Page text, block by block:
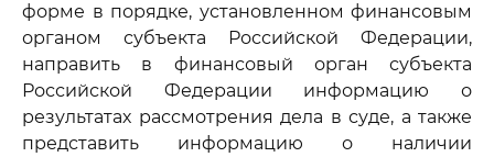
форме в порядке, установленном финансовым
органом субъекта Российской Федерации,
направить в финансовый орган субъекта
Российской Федерации информацию о
результатах рассмотрения дела в суде, а также
представить информацию о наличии